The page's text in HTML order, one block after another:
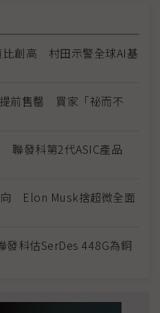
比創高 村田示警全球AI基
前售罄 買家「祕而不
聯發科第2代ASIC產品
向 Elon Musk捨超微全面
科估SerDes 448G為銅